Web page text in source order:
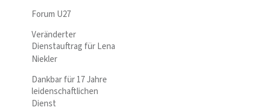
Forum U27
Veränderter
Dienstauftrag für Lena
Niekler
Dankbar für 17 Jahre
leidenschaftlichen
Dienst